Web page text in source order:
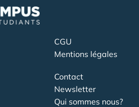
CGU
Mentions légales
Contact
Newsletter
Qui sommes nous?